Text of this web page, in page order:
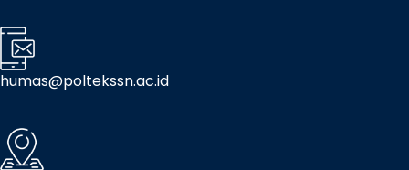
humas@poltekssn.ac.id